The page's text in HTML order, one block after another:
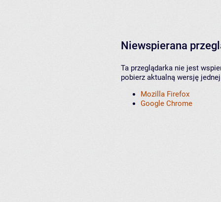
Niewspierana
Ta przeglądarka nie jest
pobierz aktualną wersję
Mozilla Firefox
Google Chrome